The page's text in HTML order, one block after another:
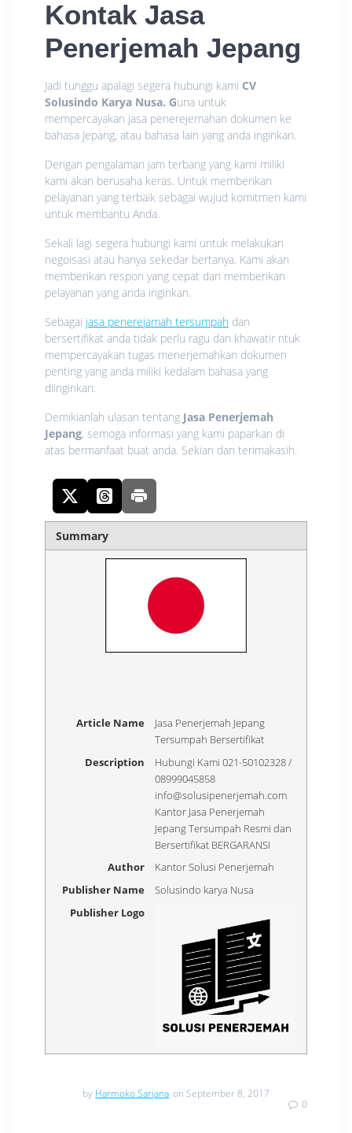
Kontak Jasa
Penerjemah Jepang
Jadi tunggu apalagi segera hubungi kami CV
Solusindo Karya Nusa. Guna untuk
mempercayakan jasa penerejemahan dokumen ke
bahasa Jepang, atau bahasa lain yang anda inginkan.
Dengan pengalaman jam terbang yang kami miliki
kami akan berusaha keras. Untuk memberikan
pelayanan yang terbaik sebagai wujud komitmen kami
untuk membantu Anda.
Sekali lagi segera hubungi kami untuk melakukan
negoisasi atau hanya sekedar bertanya. Kami akan
memberikan respon yang cepat dan memberikan
pelayanan yang anda inginkan.
Sebagai jasa penerejamah tersumpah dan
bersertifikat anda tidak perlu ragu dan khawatir ntuk
mempercayakan tugas menerjemahkan dokumen
penting yang anda miliki kedalam bahasa yang
diinginkan.
Demikianlah ulasan tentang Jasa Penerjemah
Jepang, semoga informasi yang kami paparkan di
atas bermanfaat buat anda. Sekian dan terimakasih.
Summary
Article Name
Jasa Penerjemah Jepang
Tersumpah Bersertifikat
Description
Hubungi Kami 021-50102328 /
08999045858
info@solusipenerjemah.com
Kantor Jasa Penerjemah
Jepang Tersumpah Resmi dan
Bersertifikat BERGARANSI
Author
Kantor Solusi Penerjemah
Publisher Name
Solusindo karya Nusa
Publisher Logo
by Harmoko Sarjana on September 8, 2017
0